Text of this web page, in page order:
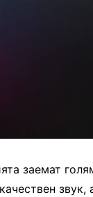
заемат
звук,